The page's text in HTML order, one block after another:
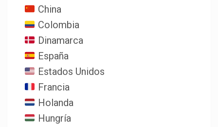
China
Colombia
Dinamarca
España
Estados Unidos
Francia
Holanda
Hungría